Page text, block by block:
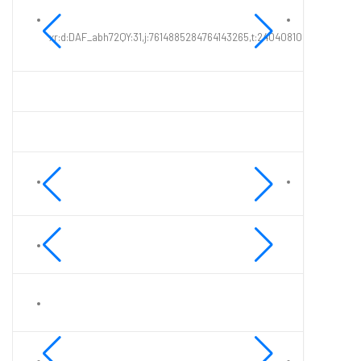
xr:d:DAF_abh72QY:31,j:7614885284764143265,t:24040810